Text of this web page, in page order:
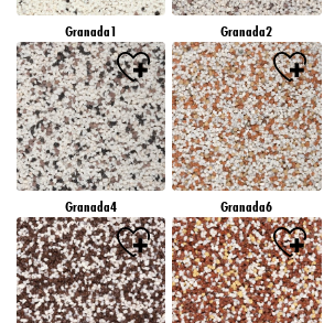
Granada1 Granada2
Granada4 Granada6